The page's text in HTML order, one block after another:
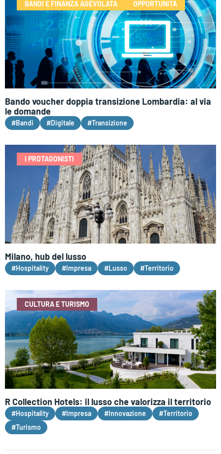
BANDI E FINANZA AGEVOLATA OPPORTUNITÀ
Bando voucher doppia transizione Lombardia: al via
le domande
#Bandi #Digitale #Transizione
I PROTAGONISTI
Milano, hub del lusso
#Hospitality #Impresa #Lusso #Territorio
CULTURA E TURISMO
R Collection Hotels: il lusso che valorizza il territorio
#Hospitality #Impresa #Innovazione
#Territorio
#Turismo